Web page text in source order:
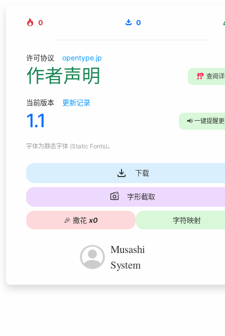
0 0
许可协议 opentype.jp
作者声明 ⁉️ 查阅
当前版本 更新记录
1.1 📢 一键提醒
字体为静态字体 (Static Fonts)。
下载
字形截取
🎉 撒花 x0 字符映射
Musashi
System